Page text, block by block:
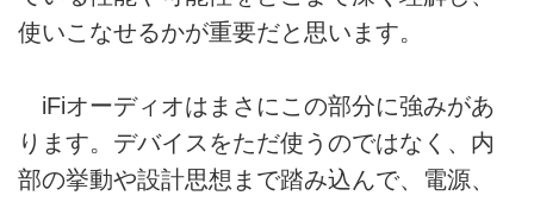
使いこなせるかが重要だと思います。
iFiオーディオはまさにこの部分に強みがあ
ります。デバイスをただ使うのではなく、内
部の挙動や設計思想まで踏み込んで、電源、